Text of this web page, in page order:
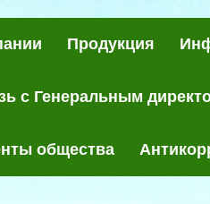
Продукция
с Генеральным
общества